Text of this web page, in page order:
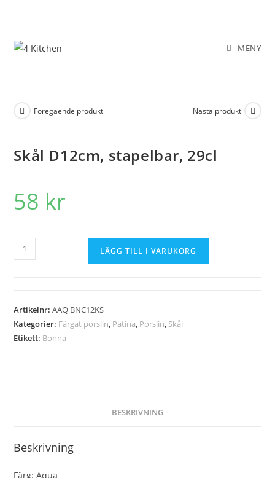
MENY
Föregående produkt Nästa produkt
Skål D12cm, stapelbar, 29cl
58 kr
LÄGG TILL I VARUKORG
Artikelnr:AAQ BNC12KS
Kategorier: Färgat porslin, Patina, Porslin, Skål
Etikett: Bonna
BESKRIVNING
Beskrivning
Färg: Aqua